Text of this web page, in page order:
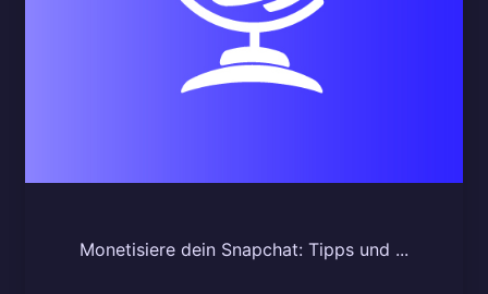
Monetisiere dein Snapchat: Tipps und ...